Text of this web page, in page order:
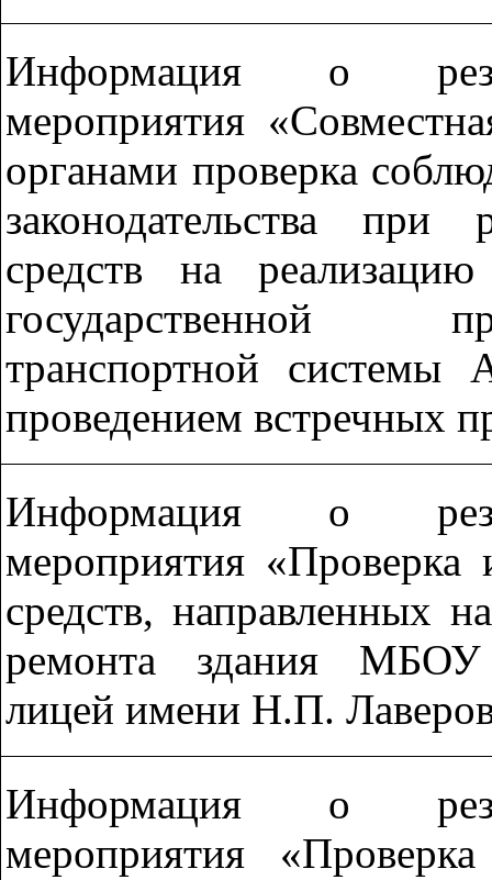
Информация о
мероприятия
органами проверка
законодательства при
средств на
государственной
транспортной системы
проведением встречных
Информация о
мероприятия «Проверка
средств, направленных
ремонта здания МБОУ
лицей имени Н.П.
Информация о
мероприятия